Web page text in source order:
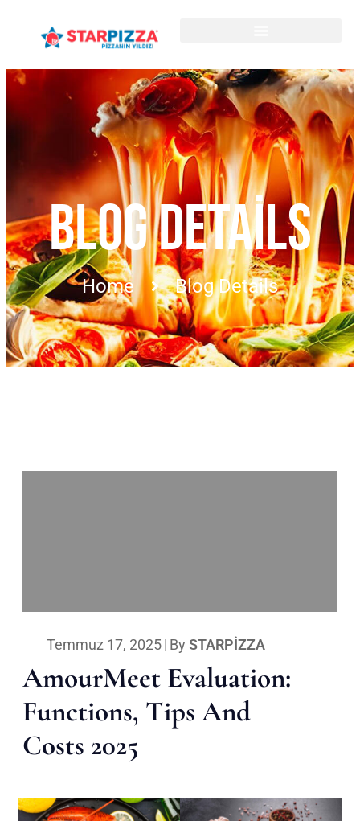
BLOG DETAILS
Home Blog Details
Temmuz 17, 2025| By STARPIZZA
AmourMeet Evaluation:
Functions, Tips And
Costs 2025